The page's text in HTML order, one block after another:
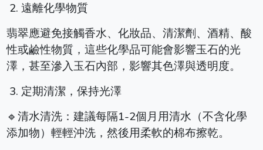
2. 遠離化學物質
翡翠應避免接觸香水、化妝品、清潔劑、酒精、酸
性或鹼性物質，這些化學品可能會影響玉石的光
澤，甚至滲入玉石內部，影響其色澤與透明度。
3. 定期清潔，保持光澤
🔹清水清洗：建議每隔1-2個月用清水（不含化學
添加物）輕輕沖洗，然後用柔軟的棉布擦乾。